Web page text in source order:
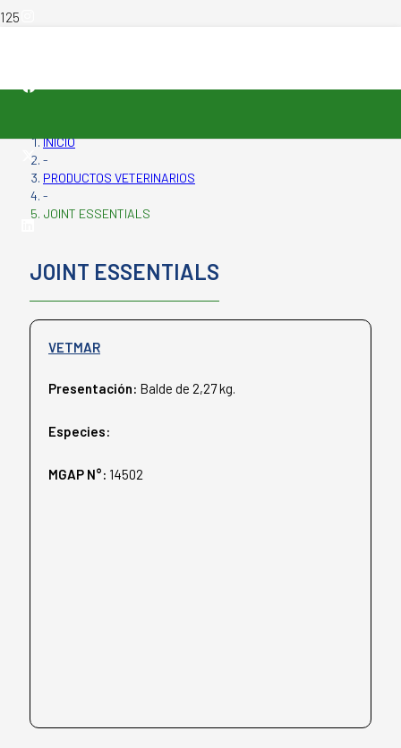
INICIO
-
PRODUCTOS VETERINARIOS
-
JOINT ESSENTIALS
JOINT ESSENTIALS
VETMAR
Presentación: Balde de 2,27 kg.
Especies:
MGAP N°: 14502